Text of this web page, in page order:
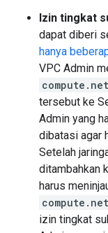
Izin tingkat
dapat diberi
hanya
VPC Admin
tersebut ke
Admin yang
dibatasi agar
Setelah
ditambahkan
harus
izin tingkat